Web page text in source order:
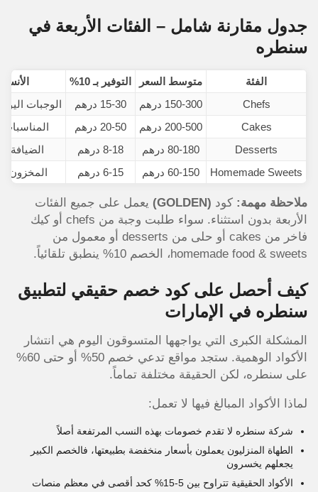
جدول مقارنة شامل – الفئات الأربعة في
سنطره
الفئة متوسط السعر التوفير بـ 10%
Chefs
150-300 درهم 15-30 درهم
الوجبات
Cakes
200-500 درهم 20-50 درهم
Desserts
80-180 درهم 8-18 درهم
الضيافة
Homemade Sweets
60-150 درهم 6-15 درهم المخزون
ملاحظة مهمة: كود (GOLDEN)
يعمل على جميع الفئات
الأربعة بدون استثناء. سواء طلبت وجبة من chefs أو كيك
فاخر من cakes أو حلى من desserts أو معمول من
homemade food & sweets، الخصم 10% ينطبق تلقائياً.
كيف أحصل على كود خصم حقيقي لتطبيق
سنطره في الإمارات
المشكلة الكبرى التي يواجهها المتسوقون اليوم هي انتشار
الأكواد الوهمية. ستجد مواقع تدعي خصم 50% أو حتى 60%
على سنطره، لكن الحقيقة مختلفة تماماً.
لماذا الأكواد المبالغ فيها لا تعمل:
شركة سنطره لا تقدم خصومات بهذه النسب المرتفعة أصلاً
الطهاة المنزليون يعملون بأسعار منخفضة بطبيعتها، فالخصم الكبير
يجعلهم يخسرون
الأكواد الحقيقية تتراوح بين 5-15% كحد أقصى في معظم منصات